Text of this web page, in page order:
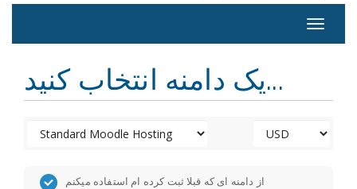
Toggle
یک دامنه انتخاب کنید...
از دامنه ای که قبلا ثبت کرده ام استفاده میکنم